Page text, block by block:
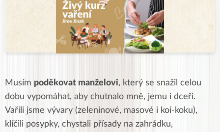
Musím poděkovat manželovi, který se snažil celou
dobu vypomáhat, aby chutnalo mně, jemu i dceři.
Vařili jsme vývary (zeleninové, masové i koi-koku),
klíčili posypky, chystali přísady na zahrádku,